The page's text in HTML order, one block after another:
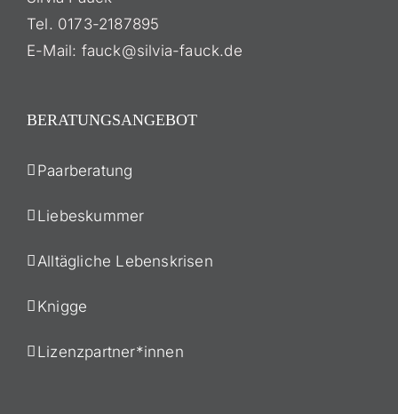
Tel. 0173-2187895
E-Mail: fauck@silvia-fauck.de
BERATUNGSANGEBOT
Paarberatung
Liebeskummer
Alltägliche Lebenskrisen
Knigge
Lizenzpartner*innen